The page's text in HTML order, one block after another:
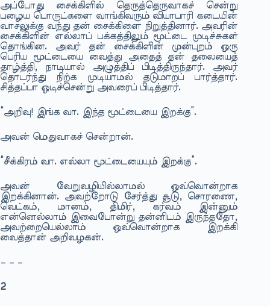
அப்போது சைக்கிளில் தெருத்தெருவாகச் சென்று
பழைய பொருட்களை வாங்கிவரும் வியாபாரி கடையின்
வாசலுக்கு வந்து தன் சைக்கிளை நிறுத்தினார். அவரின்
சைக்கிளின் எல்லாப் பக்கத்திலும் மூட்டை முடிச்சுகள்
தொங்கின. அவர் தன் சைக்கிளின் முன்புறம் ஒரு
பெரிய மூட்டையை வைத்து அதைத் தன் தலையைத்
தாழ்த்தி, நாடியால் அழுத்திப் பிடித்திருந்தார். அவர்
தொடர்ந்து நிற்க முடியாமல் தடுமாறப் பார்த்தார்.
சித்தப்பா ஓடிச்சென்று அவரைப் பிடித்தார்.
“அறிவு! இங்க வா. இந்த மூட்டையை இறக்கு”.
அவன் மெதுவாகச் சென்றான்.
“சீக்கிரம் வா. எல்லா மூட்டையையும் இறக்கு”.
அவன் வேறுவழியில்லாமல் ஒவ்வொன்றாக
இறக்கினான். அவற்றோடு சேர்த்து சூடு, சொரணை,
வெட்கம், மானம், திமிர், கர்வம் இன்னும்
என்னெல்லாம் இவைபோன்று தன்னிடம் இருந்ததோ,
அவற்றையெல்லாம் ஒவ்வொன்றாக இறக்கி
வைத்தான் அறிவழகன்.
– – –
2